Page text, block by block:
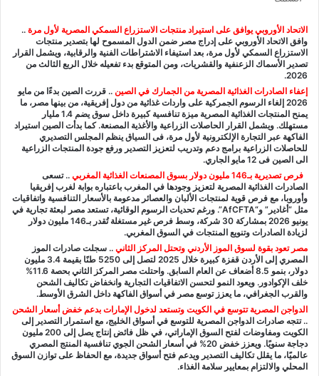
الاتحاد الأوروبي يوافق على استيراد منتجات الاستزراع السمكي المصرية لأول مرة ..
وافق الاتحاد الأوروبي على إدراج مصر ضمن الدول المسموح لها بتصدير منتجات
الاستزراع السمكي لأول مرة، بعد استيفاء الاشتراطات الفنية والرقابية، ويشمل القرار
تصدير الأسماك الزعنفية والقشريات، ومن المتوقع بدء تفعيله خلال الربع الثالث من
2026.
إعفاء الصادرات الغذائية المصرية من الجمارك في الصين .. قررت الصين بدءًا من مايو
2026 إلغاء الرسوم الجمركية على واردات غذائية من دول إفريقية، من بينها مصر، ما
يمنح المنتجات الغذائية المصرية ميزة تنافسية كبيرة داخل سوق يضم 1.4 مليار
مستهلك. ويشمل القرار الحاصلات الزراعية والأغذية المصنعة. كما بدأت الصين استيراد
الفاكهة عبر التجارة الإلكترونية لأول مرة، فى السياق ينظم المجلس التصديري
للحاصلات الزراعية برامج دعم وتدريب لتعزيز التصدير ورفع جودة المنتجات الزراعية
الى الصين فى 12 مايو الجاري.
فرص تصديرية بـ146 مليون دولار بسوق المصنعات الغذائية المغربي
..تسعى
الصادرات الغذائية المصرية لتعزيز وجودها في المغرب باعتباره بوابة لغرب إفريقيا
وأوروبا، مع فرص قوية لمنتجات الألبان والعصائر مدعومة بالأسعار التنافسية واتفاقيات
مثل “أغادير” و“AfCFTA”. ورغم تحديات الرسوم الوقائية، تستعد مصر لبعثة تجارية في
يونيو 2026 بمشاركة 30 شركة، وسط فرص غير مستغلة تُقدر بـ146 مليون دولار
لزيادة الصادرات وتنويع المنتجات في السوق المغربي.
مصر تعود بقوة لسوق الموز الأردني وتحتل المركز الثاني .. سجلت صادرات الموز
المصري إلى الأردن قفزة كبيرة خلال 2025 لتصل إلى 5250 طنًا بقيمة 3.4 مليون
دولار، بنمو 8.5 أضعاف عن العام السابق. واحتلت مصر المركز الثاني بحصة 11.6%
خلف الإكوادور. ويعود النمو لتحسن الاتفاقيات التجارية وانخفاض تكاليف الشحن
والقرب الجغرافي، ما يعزز توسع مصر في أسواق الفاكهة داخل الشرق الأوسط.
الدواجن المصرية تتوسع في الكويت وتستعد لدخول الإمارات بدعم خفض أسعار الشحن
..تتجه صادرات الدواجن المصرية للتوسع في أسواق الخليج، مع استمرار التصدير إلى
الكويت ومفاوضات لفتح السوق الإماراتي، في ظل فائض إنتاج يصل إلى 200 مليون
دجاجة سنويًا. ويعزز خفض 20% في أسعار الشحن الجوي تنافسية المنتج المصري
عالميًا، ما يقلل تكاليف التصدير ويدعم فتح أسواق جديدة، مع الحفاظ على توازن السوق
المحلي والالتزام بمعايير سلامة الغذاء.